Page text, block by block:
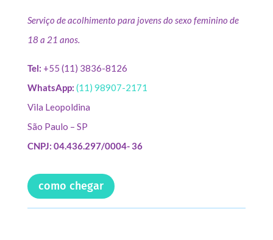
Serviço de acolhimento para jovens do sexo feminino de
18 a 21 anos.
Tel: +55 (11) 3836-8126
WhatsApp: (11) 98907-2171
Vila Leopoldina
São Paulo – SP
CNPJ: 04.436.297/0004- 36
como chegar